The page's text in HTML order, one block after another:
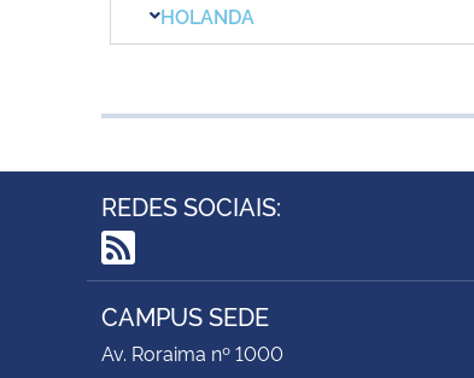
HOLANDA
REDES SOCIAIS:
RSS
CAMPUS SEDE
Av. Roraima nº 1000